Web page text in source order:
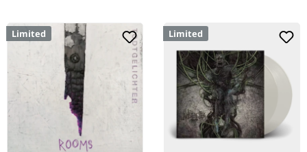
Limited Limited